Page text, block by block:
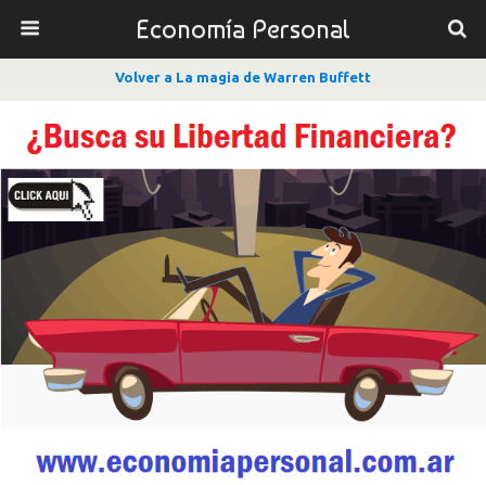
Economía Personal
Volver a La magia de Warren Buffett